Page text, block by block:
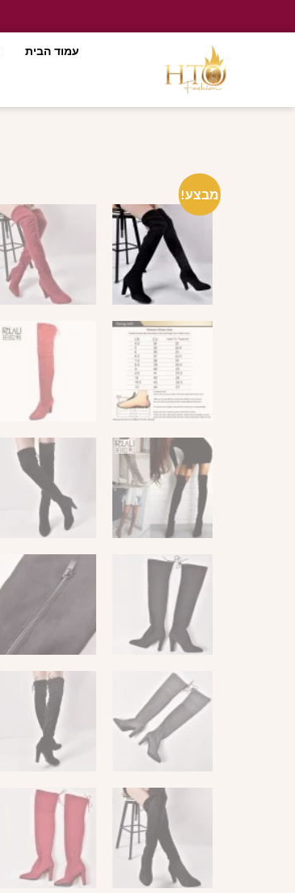
עמוד הבית
מבצע!